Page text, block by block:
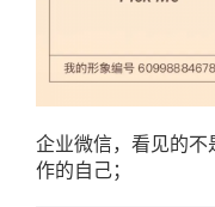
企业微信，看见的
作的自己；